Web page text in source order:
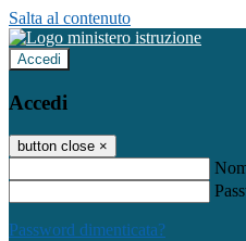
Salta al contenuto
Accedi
Accedi
button close ×
Password dimenticata?